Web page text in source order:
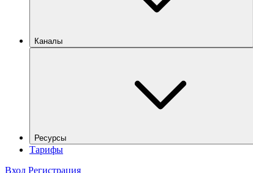
Каналы
Ресурсы
Тарифы
Вход Регистрация